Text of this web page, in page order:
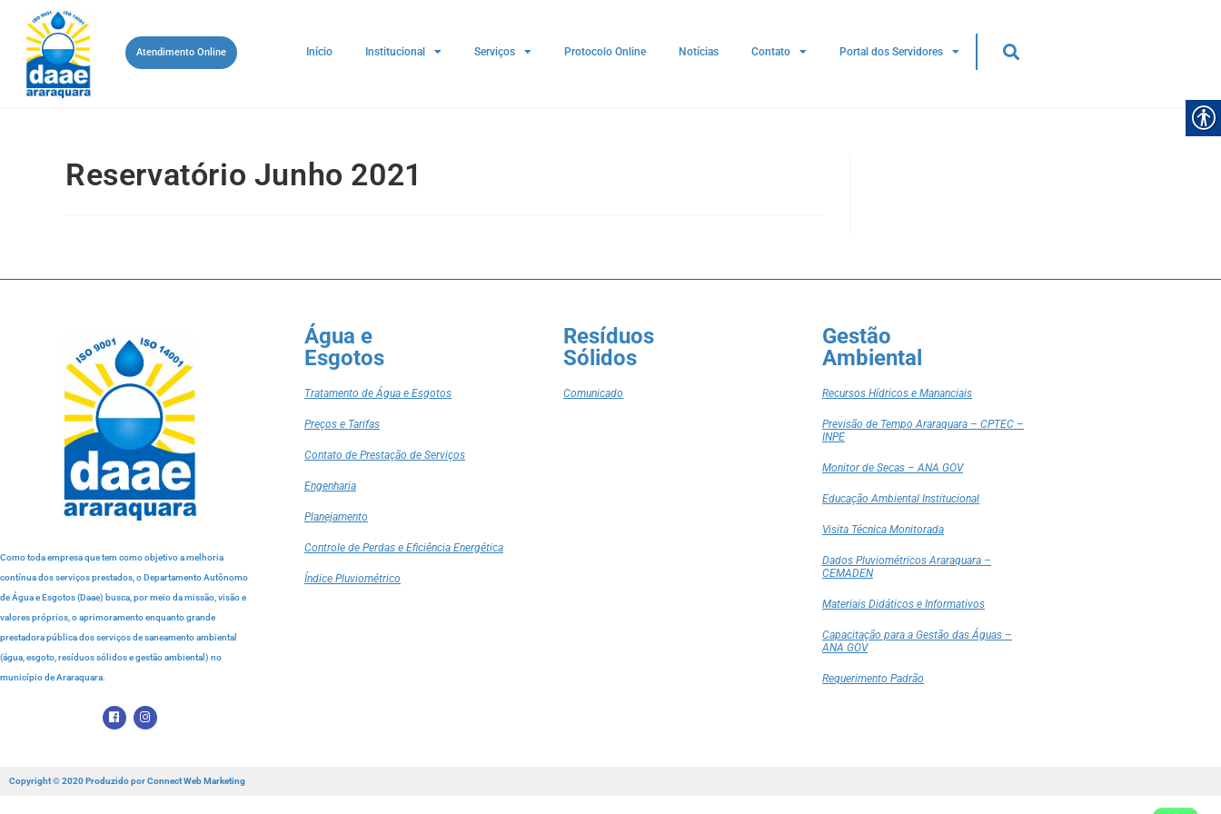
Atendimento Online Início Institucional Serviços Protocolo Online Notícias Contato Portal dos Servidores
Reservatório Junho 2021
Como toda empresa que tem como objetivo a melhoria
contínua dos serviços prestados, o Departamento Autônomo
de Água e Esgotos (Daae) busca, por meio da missão, visão e
valores próprios, o aprimoramento enquanto grande
prestadora pública dos serviços de saneamento ambiental
(água, esgoto, resíduos sólidos e gestão ambiental) no
município de Araraquara.
Água e
Esgotos
Tratamento de Água e Esgotos
Preços e Tarifas
Contato de Prestação de Serviços
Engenharia
Planejamento
Controle de Perdas e Eficiência Energética
Índice Pluviométrico
Resíduos
Sólidos
Comunicado
Gestão
Ambiental
Recursos Hídricos e Mananciais
Previsão de Tempo Araraquara – CPTEC –
INPE
Monitor de Secas – ANA GOV
Educação Ambiental Institucional
Visita Técnica Monitorada
Dados Pluviométricos Araraquara –
CEMADEN
Materiais Didáticos e Informativos
Capacitação para a Gestão das Águas –
ANA GOV
Requerimento Padrão
Copyright © 2020 Produzido porConnect Web Marketing